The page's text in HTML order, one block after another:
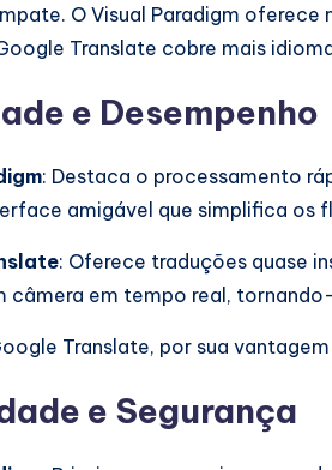
O Visual Paradigm
Translate cobre mais
e Desempenho
: Destaca o processamento
amigável que simplifica os
: Oferece traduções quase
câmera em tempo real,
Translate, por sua
e Segurança